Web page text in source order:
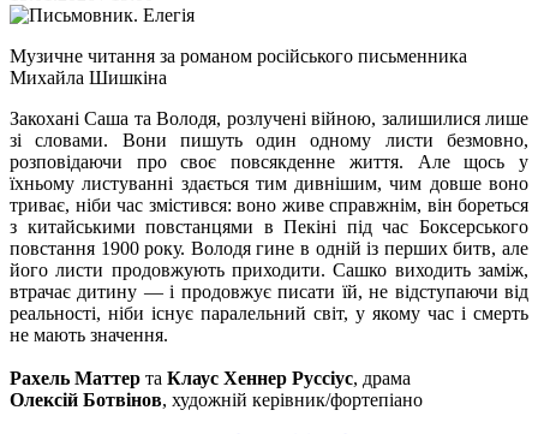
Музичне читання за романом російського письменника
Михайла Шишкіна
Закохані Саша та Володя, розлучені війною, залишилися лише
зі словами. Вони пишуть один одному листи безмовно,
розповідаючи про своє повсякденне життя. Але щось у
їхньому листуванні здається тим дивнішим, чим довше воно
триває, ніби час змістився: воно живе справжнім, він бореться
з китайськими повстанцями в Пекіні під час Боксерського
повстання 1900 року. Володя гине в одній із перших битв, але
його листи продовжують приходити. Сашко виходить заміж,
втрачає дитину — і продовжує писати їй, не відступаючи від
реальності, ніби існує паралельний світ, у якому час і смерть
не мають значення.
Рахель Маттер та Клаус Хеннер Руссіус, драма
Олексій Ботвінов, художній керівник/фортепіано